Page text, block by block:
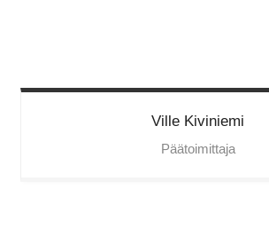
Ville Kiviniemi
Päätoimittaja